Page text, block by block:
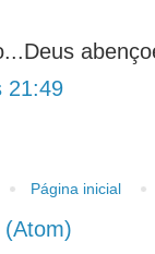
21:49
Página inicial
(Atom)